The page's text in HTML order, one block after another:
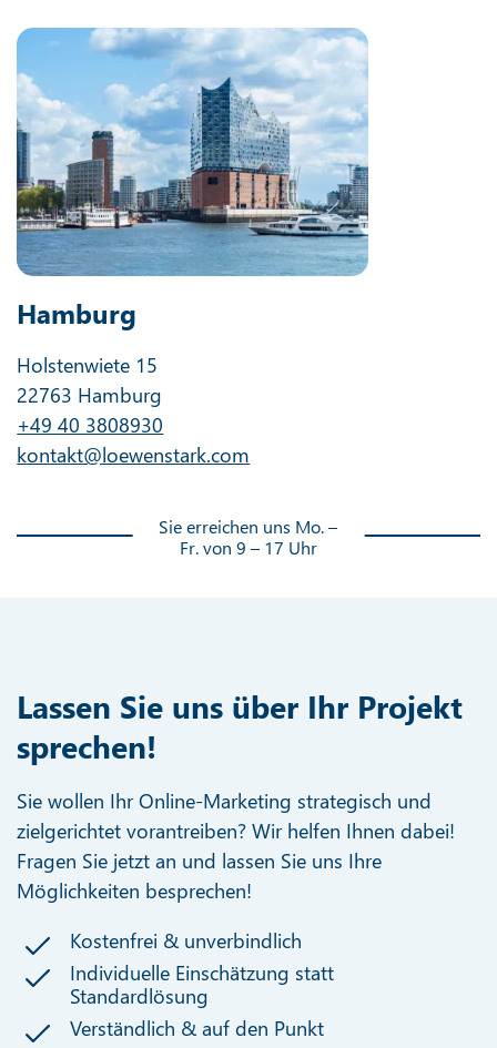
Hamburg
Holstenwiete 15
22763 Hamburg
+49 40 3808930
kontakt@loewenstark.com
Sie erreichen uns Mo. –
Fr. von 9 – 17 Uhr
Lassen Sie uns über Ihr Projekt
sprechen!
Sie wollen Ihr Online-Marketing strategisch und
zielgerichtet vorantreiben? Wir helfen Ihnen dabei!
Fragen Sie jetzt an und lassen Sie uns Ihre
Möglichkeiten besprechen!
Kostenfrei & unverbindlich
Individuelle Einschätzung statt
Standardlösung
Verständlich & auf den Punkt